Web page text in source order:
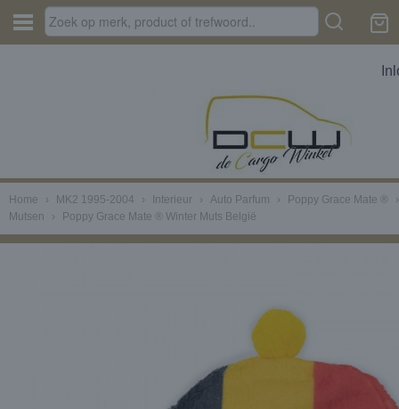
Home › MK2 1995-2004 › Interieur › Auto Parfum › Poppy Grace Mate ®
Mutsen
› Poppy Grace Mate ® Winter Muts België